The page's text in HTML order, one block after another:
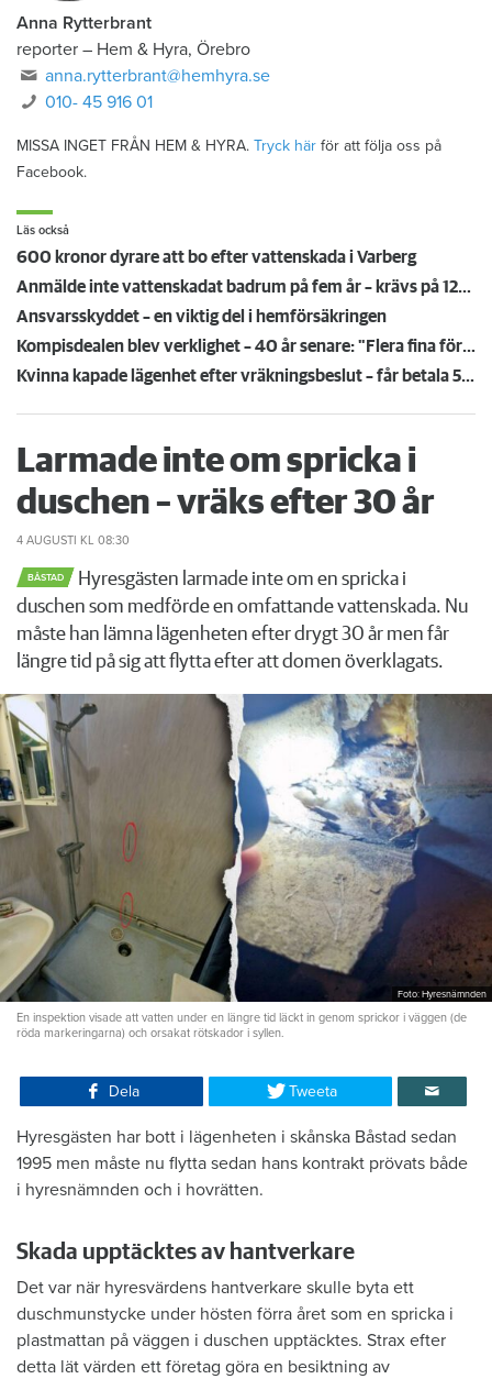
Anna Rytterbrant
reporter – Hem & Hyra, Örebro
anna.rytterbrant@hemhyra.se
010- 45 916 01
MISSA INGET FRÅN HEM & HYRA. Tryck här för att följa oss på
Facebook.
Läs också
600 kronor dyrare att bo efter vattenskada i Varberg
Anmälde inte vattenskadat badrum på fem år – krävs på 125 000 kronor
Ansvarsskyddet – en viktig del i hemförsäkringen
Kompisdealen blev verklighet – 40 år senare: "Flera fina fördelar med att dela bostad"
Kvinna kapade lägenhet efter vräkningsbeslut – får betala 50 000
Larmade inte om spricka i
duschen – vräks efter 30 år
4 AUGUSTI KL 08:30
BÅSTAD
Hyresgästen larmade inte om en spricka i
duschen som medförde en omfattande vattenskada. Nu
måste han lämna lägenheten efter drygt 30 år men får
längre tid på sig att flytta efter att domen överklagats.
Foto: Hyresnämnden
En inspektion visade att vatten under en längre tid läckt in genom sprickor i väggen (de
röda markeringarna) och orsakat rötskador i syllen.
Dela Tweeta
Hyresgästen har bott i lägenheten i skånska Båstad sedan
1995 men måste nu flytta sedan hans kontrakt prövats både
i hyresnämnden och i hovrätten.
Skada upptäcktes av hantverkare
Det var när hyresvärdens hantverkare skulle byta ett
duschmunstycke under hösten förra året som en spricka i
plastmattan på väggen i duschen upptäcktes. Strax efter
detta lät värden ett företag göra en besiktning av